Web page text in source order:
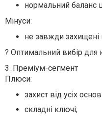
нормальний баланс
Мінуси:
не завжди захищені
? Оптимальний вибір для
3. Преміум-сегмент
Плюси:
захист від усіх
складні ключі;